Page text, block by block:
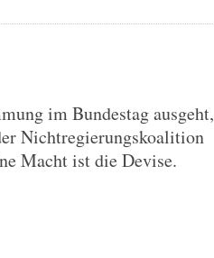
im Bundestag ausgeht,
Nichtregierungskoalition
Macht ist die Devise.